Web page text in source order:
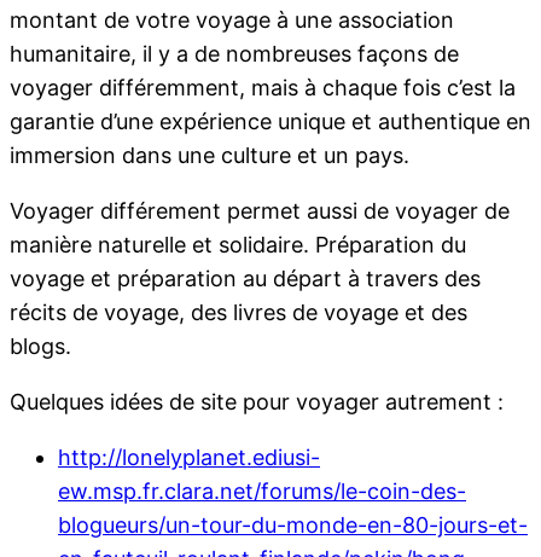
montant de votre voyage à une association
humanitaire, il y a de nombreuses façons de
voyager différemment, mais à chaque fois c’est la
garantie d’une expérience unique et authentique en
immersion dans une culture et un pays.
Voyager différement permet aussi de voyager de
manière naturelle et solidaire. Préparation du
voyage et préparation au départ à travers des
récits de voyage, des livres de voyage et des
blogs.
Quelques idées de site pour voyager autrement :
http://lonelyplanet.ediusi-
ew.msp.fr.clara.net/forums/le-coin-des-
blogueurs/un-tour-du-monde-en-80-jours-et-